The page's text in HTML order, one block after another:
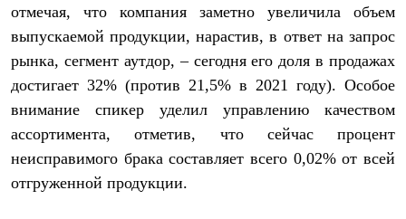
Снаряжение
Палатки
Тенты
Аксессуары для палаток
Рюкзаки
Экспедиционные
Легкоходные
Альпинистские
Городские
Аксессуары для рюкзаков
отмечая, что компания заметно увеличила объем
выпускаемой продукции, нарастив, в ответ на запрос
рынка, сегмент аутдор, – сегодня его доля в продажах
достигает 32% (против 21,5% в 2021 году). Особое
внимание спикер уделил управлению качеством
ассортимента, отметив, что сейчас процент
неисправимого брака составляет всего 0,02% от всей
отгруженной продукции.